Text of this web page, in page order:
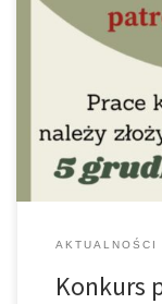
Rada Parafialna z
serdecznie
konkursie
znany z dobroci i
Waszą
Komisja
AKTUALNOŚCI
Konkurs